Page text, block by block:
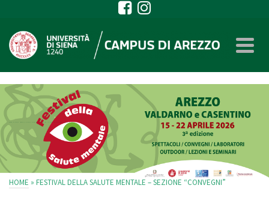
HOME » FESTIVAL DELLA SALUTE MENTALE – SEZIONE “CONVEGNI”